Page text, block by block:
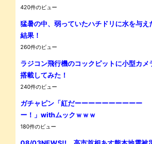
420件のビュー
猛暑の中、弱っていたハチドリに水を与え
結果！
260件のビュー
ラジコン飛行機のコックピットに小型カメ
搭載してみた！
240件のビュー
ガチャピン「紅だーーーーーーーーーー
ー！」withムックｗｗｗ
180件のビュー